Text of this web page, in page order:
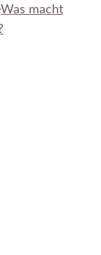
Was macht